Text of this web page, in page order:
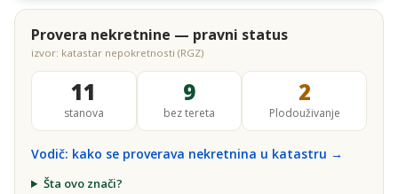
Provera nekretnine — pravni status
izvor: katastar nepokretnosti (RGZ)
11
stanova
9
bez tereta
2
Plodouživanje
Vodič: kako se proverava nekretnina u katastru →
Šta ovo znači?